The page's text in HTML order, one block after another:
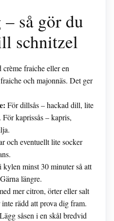
– så gör du
schnitzel
crème fraiche eller en
och majonnäs. Det ger
För dillsås – hackad dill, lite
kaprissås – kapris,
och eventuellt lite socker
kylen minst 30 minuter så att
längre.
mer citron, örter eller salt
rädd att prova dig fram.
Lägg såsen i en skål bredvid